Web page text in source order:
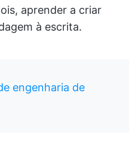
aprender a criar
à escrita.
engenharia de